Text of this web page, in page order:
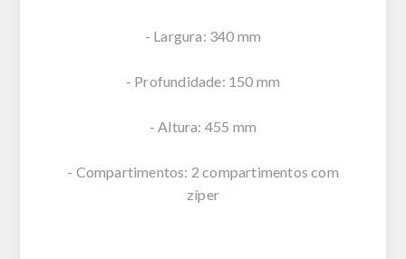
- Largura: 340 mm
- Profundidade: 150 mm
- Altura: 455 mm
- Compartimentos: 2 compartimentos com
zíper